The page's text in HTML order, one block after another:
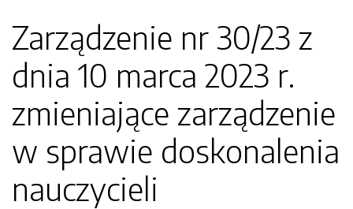
Zarządzenie nr 30/23 z
dnia 10 marca 2023 r.
zmieniające zarządzenie
w sprawie doskonalenia
nauczycieli